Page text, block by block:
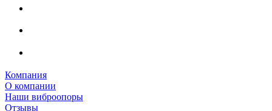
Компания
О компании
Наши виброопоры
Отзывы